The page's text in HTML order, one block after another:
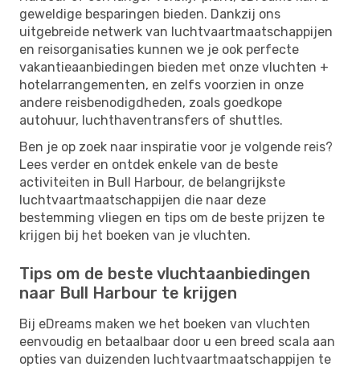
geweldige besparingen bieden. Dankzij ons
uitgebreide netwerk van luchtvaartmaatschappijen
en reisorganisaties kunnen we je ook perfecte
vakantieaanbiedingen bieden met onze vluchten +
hotelarrangementen, en zelfs voorzien in onze
andere reisbenodigdheden, zoals goedkope
autohuur, luchthaventransfers of shuttles.
Ben je op zoek naar inspiratie voor je volgende reis?
Lees verder en ontdek enkele van de beste
activiteiten in Bull Harbour, de belangrijkste
luchtvaartmaatschappijen die naar deze
bestemming vliegen en tips om de beste prijzen te
krijgen bij het boeken van je vluchten.
Tips om de beste vluchtaanbiedingen
naar Bull Harbour te krijgen
Bij eDreams maken we het boeken van vluchten
eenvoudig en betaalbaar door u een breed scala aan
opties van duizenden luchtvaartmaatschappijen te